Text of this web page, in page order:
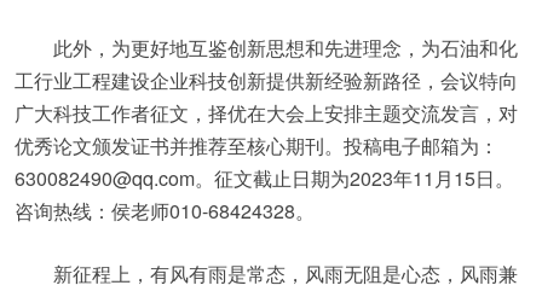
此外，为更好地互鉴创新思想和先进理念，为石油和化
工行业工程建设企业科技创新提供新经验新路径，会议特向
广大科技工作者征文，择优在大会上安排主题交流发言，对
优秀论文颁发证书并推荐至核心期刊。投稿电子邮箱为：
630082490@qq.com。征文截止日期为2023年11月15日。
咨询热线：侯老师010-68424328。
新征程上，有风有雨是常态，风雨无阻是心态，风雨兼